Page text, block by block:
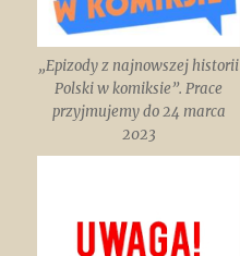
„Epizody z najnowszej historii
Polski w komiksie”. Prace
przyjmujemy do 24 marca
2023